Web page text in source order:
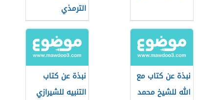
الترمذي
نبذة عن كتاب مع
الله للشيخ محمد
نبذة عن كتاب
التنبيه للشيرازي